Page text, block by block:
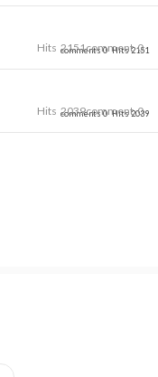
comments 0 Hits 2151
Hits 2151comment 0
comments 0 Hits 2039
Hits 2039comment 0